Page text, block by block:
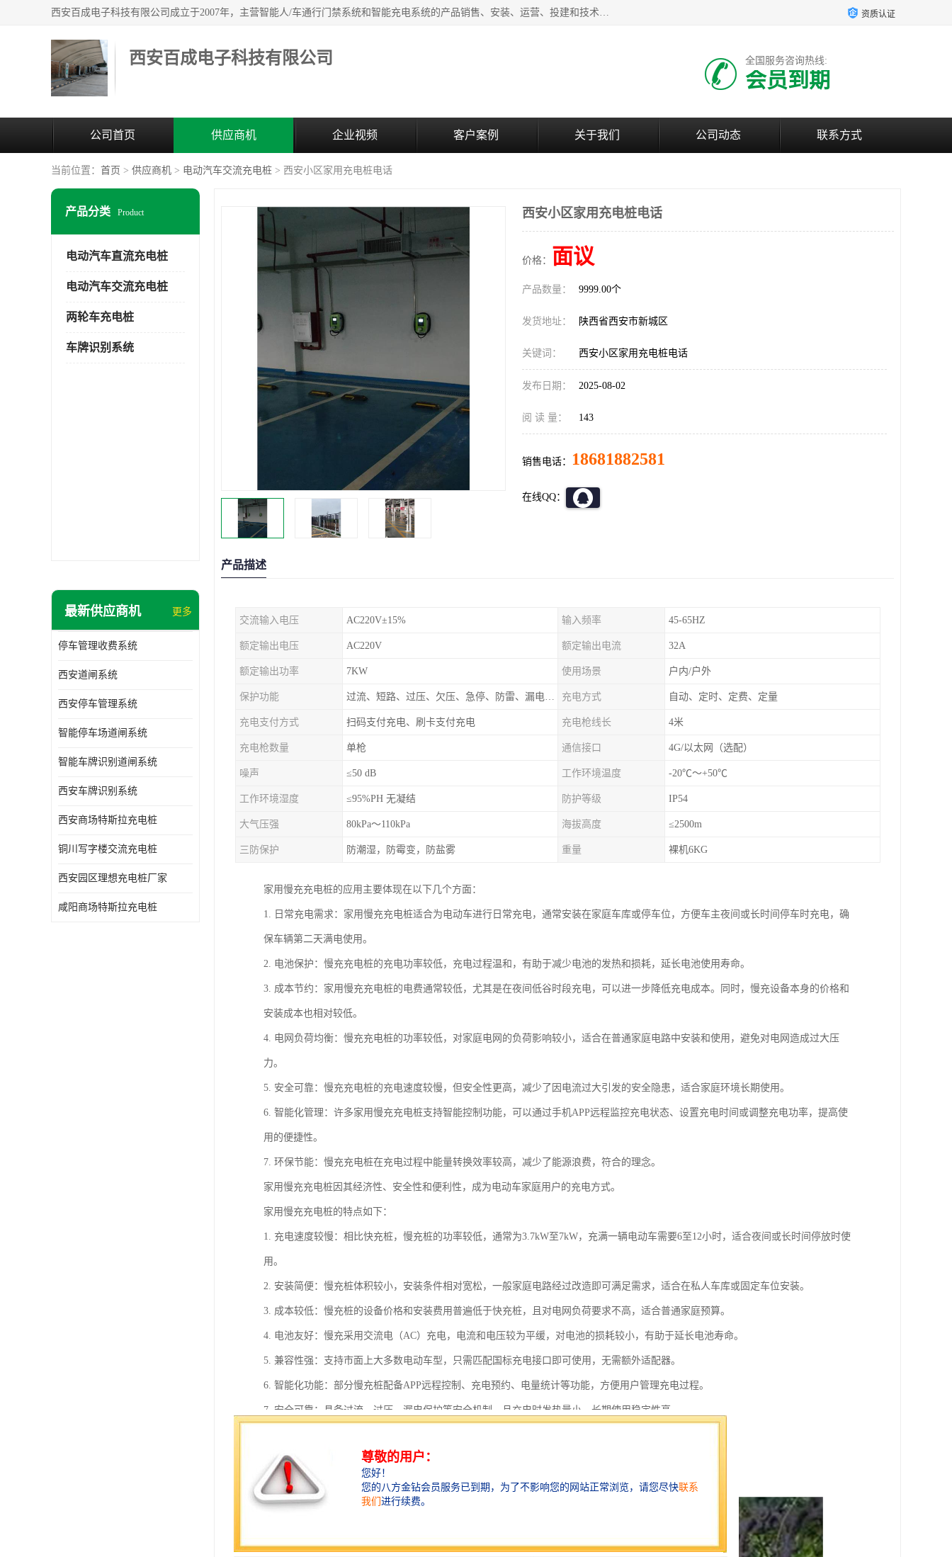
西安百成电子科技有限公司成立于2007年，主营智能人/车通行门禁系统和智能充电系统的产品销售、安装、运营、投建和技术服务为一体的高/新/技/术企业；主要产品有：智能停车场管理系统、车牌识别、汽车充电桩、两轮充电桩、道闸系统、门禁系统、人脸识别、通道闸、门禁管理系统、人行通道管理、车辆通行管理等。 资质认证
西安百成电子科技有限公司 全国服务咨询热线:
会员到期
公司首页 供应商机 企业视频 客户案例 关于我们 公司动态 联系方式
当前位置： 首页 > 供应商机 > 电动汽车交流充电桩 > 西安小区家用充电桩电话
产品分类 Product
电动汽车直流充电桩
电动汽车交流充电桩
两轮车充电桩
车牌识别系统
最新供应商机 更多
停车管理收费系统
西安道闸系统
西安停车管理系统
智能停车场道闸系统
智能车牌识别道闸系统
西安车牌识别系统
西安商场特斯拉充电桩
铜川写字楼交流充电桩
西安园区理想充电桩厂家
咸阳商场特斯拉充电桩
西安小区家用充电桩电话
价格： 面议
产品数量： 9999.00个
发货地址： 陕西省西安市新城区
关键词： 西安小区家用充电桩电话
发布日期： 2025-08-02
阅 读 量： 143
销售电话： 18681882581
在线QQ：
产品描述
交流输入电压 AC220V±15% 输入频率 45-65HZ
额定输出电压 AC220V 额定输出电流 32A
额定输出功率 7KW 使用场景 户内/户外
保护功能 过流、短路、过压、欠压、急停、防雷、漏电保护 充电方式 自动、定时、定费、定量
充电支付方式 扫码支付充电、刷卡支付充电 充电枪线长 4米
充电枪数量 单枪 通信接口 4G/以太网（选配）
噪声 ≤50 dB 工作环境温度 -20℃～+50℃
工作环境湿度 ≤95%PH 无凝结 防护等级 IP54
大气压强 80kPa～110kPa 海拔高度 ≤2500m
三防保护 防潮湿，防霉变，防盐雾 重量 裸机6KG
家用慢充充电桩的应用主要体现在以下几个方面：
1. 日常充电需求：家用慢充充电桩适合为电动车进行日常充电，通常安装在家庭车库或停车位，方便车主夜间或长时间停车时充电，确
保车辆第二天满电使用。
2. 电池保护：慢充充电桩的充电功率较低，充电过程温和，有助于减少电池的发热和损耗，延长电池使用寿命。
3. 成本节约：家用慢充充电桩的电费通常较低，尤其是在夜间低谷时段充电，可以进一步降低充电成本。同时，慢充设备本身的价格和
安装成本也相对较低。
4. 电网负荷均衡：慢充充电桩的功率较低，对家庭电网的负荷影响较小，适合在普通家庭电路中安装和使用，避免对电网造成过大压
力。
5. 安全可靠：慢充充电桩的充电速度较慢，但安全性更高，减少了因电流过大引发的安全隐患，适合家庭环境长期使用。
6. 智能化管理：许多家用慢充充电桩支持智能控制功能，可以通过手机APP远程监控充电状态、设置充电时间或调整充电功率，提高使
用的便捷性。
7. 环保节能：慢充充电桩在充电过程中能量转换效率较高，减少了能源浪费，符合的理念。
家用慢充充电桩因其经济性、安全性和便利性，成为电动车家庭用户的充电方式。
家用慢充充电桩的特点如下：
1. 充电速度较慢：相比快充桩，慢充桩的功率较低，通常为3.7kW至7kW，充满一辆电动车需要6至12小时，适合夜间或长时间停放时使
用。
2. 安装简便：慢充桩体积较小，安装条件相对宽松，一般家庭电路经过改造即可满足需求，适合在私人车库或固定车位安装。
3. 成本较低：慢充桩的设备价格和安装费用普遍低于快充桩，且对电网负荷要求不高，适合普通家庭预算。
4. 电池友好：慢充采用交流电（AC）充电，电流和电压较为平缓，对电池的损耗较小，有助于延长电池寿命。
5. 兼容性强：支持市面上大多数电动车型，只需匹配国标充电接口即可使用，无需额外适配器。
6. 智能化功能：部分慢充桩配备APP远程控制、充电预约、电量统计等功能，方便用户管理充电过程。
7. 安全可靠：具备过流、过压、漏电保护等安全机制，且充电时发热量小，长期使用稳定性高。
9. 电费经济：可利用家庭低谷电价时段充电，降低用车成本。
10. 无需专门维护：结构简单，日常无需特别维护，定期检查即可。